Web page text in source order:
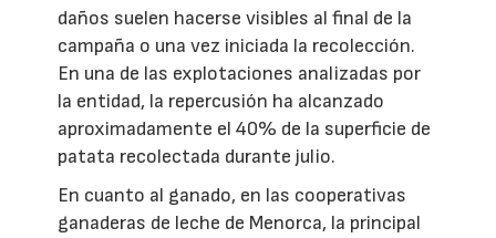
daños suelen hacerse visibles al final de la
campaña o una vez iniciada la recolección.
En una de las explotaciones analizadas por
la entidad, la repercusión ha alcanzado
aproximadamente el 40% de la superficie de
patata recolectada durante julio.
En cuanto al ganado, en las cooperativas
ganaderas de leche de Menorca, la principal